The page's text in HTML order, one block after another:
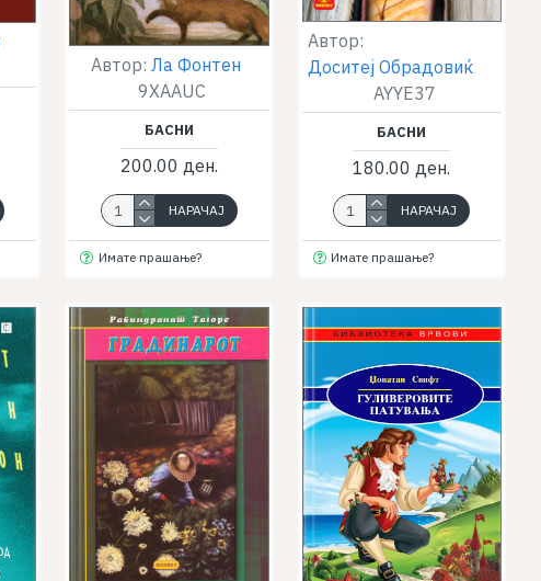
Автор: Ла Фонтен
9XAAUC
БАСНИ
200.00 ден.
НАРАЧАЈ
Имате прашање?
Автор:
Доситеј Обрадовиќ
AYYE37
БАСНИ
180.00 ден.
НАРАЧАЈ
Имате прашање?